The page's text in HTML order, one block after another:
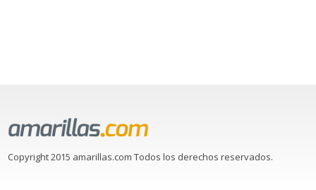
Copyright 2015 amarillas.com Todos los derechos reservados.